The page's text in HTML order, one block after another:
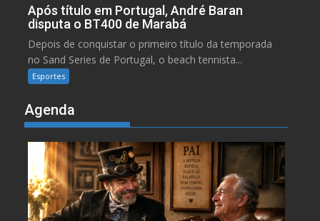
Após título em Portugal, André Baran
disputa o BT400 de Marabá
Depois de conquistar o primeiro título da temporada
no Sand Series de Portugal, o beach tennista...
Esportes
Agenda